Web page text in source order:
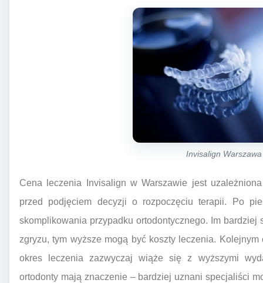
Invisalign
Cena leczenia Invisalign w Warszawie jest
przed podjęciem decyzji o rozpoczęciu terapii. Po
skomplikowania przypadku ortodontycznego. Im
zgryzu, tym wyższe mogą być koszty leczenia.
okres leczenia zazwyczaj wiąże się z wyższymi
ortodonty mają znaczenie – bardziej uznani specjaliści